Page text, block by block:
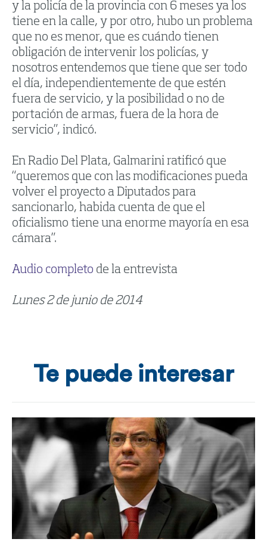
y la policía de la provincia con 6 meses ya los
tiene en la calle, y por otro, hubo un problema
que no es menor, que es cuándo tienen
obligación de intervenir los policías, y
nosotros entendemos que tiene que ser todo
el día, independientemente de que estén
fuera de servicio, y la posibilidad o no de
portación de armas, fuera de la hora de
servicio”, indicó.
En Radio Del Plata, Galmarini ratificó que
“queremos que con las modificaciones pueda
volver el proyecto a Diputados para
sancionarlo, habida cuenta de que el
oficialismo tiene una enorme mayoría en esa
cámara”.
Audio completo de la entrevista
Lunes 2 de junio de 2014
Te puede interesar